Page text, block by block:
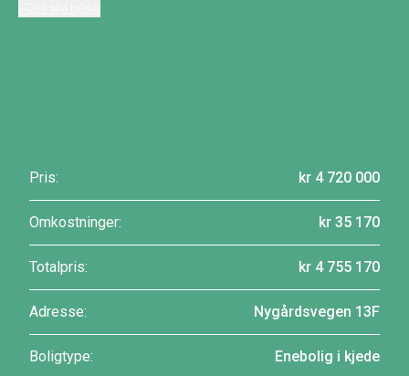
Pris: kr 4 720 000
Omkostninger: kr 35 170
Totalpris: kr 4 755 170
Adresse: Nygårdsvegen 13F
Boligtype: Enebolig i kjede